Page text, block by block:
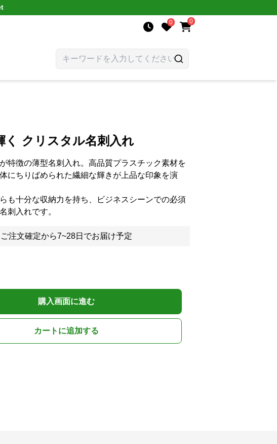
0 0
く クリスタル名刺入れ
特徴の薄型名刺入れ。高品質プラスチック素材を
にちりばめられた繊細な輝きが上品な印象を演
も十分な収納力を持ち、ビジネスシーンでの必須
刺入れです。
ご注文確定から7~28日でお届け予定
購入画面に進む
カートに追加する